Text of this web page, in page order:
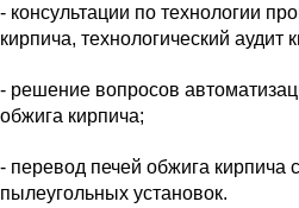
- консультации по технологии
кирпича, технологический аудит
- решение вопросов
обжига кирпича;
- перевод печей обжига кирпича
пылеугольных установок.